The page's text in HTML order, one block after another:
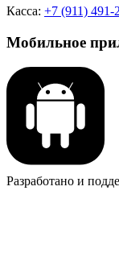
Касса: +7 (911) 491-
Мобильное
Разработано и